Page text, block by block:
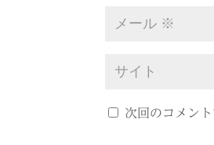
次回のコメン